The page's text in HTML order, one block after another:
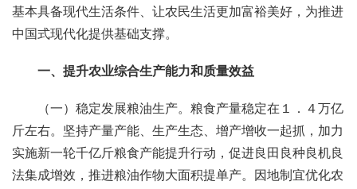
基本具备现代生活条件、让农民生活更加富裕美好，为推进
中国式现代化提供基础支撑。
一、提升农业综合生产能力和质量效益
（一）稳定发展粮油生产。粮食产量稳定在１．４万亿
斤左右。坚持产量产能、生产生态、增产增收一起抓，加力
实施新一轮千亿斤粮食产能提升行动，促进良田良种良机良
法集成增效，推进粮油作物大面积提单产。因地制宜优化农